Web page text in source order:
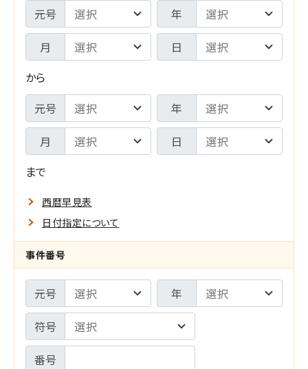
判
年
月
日
-
検
索
範
囲
指
定
の
設
定
期
間
F
R
O
元号
年
月
日
から
期
間
T
O
元号
年
月
日
まで
西暦早見表
日付指定について
メ
イ
ン
サ
事件番号
元号
年
符号
番号